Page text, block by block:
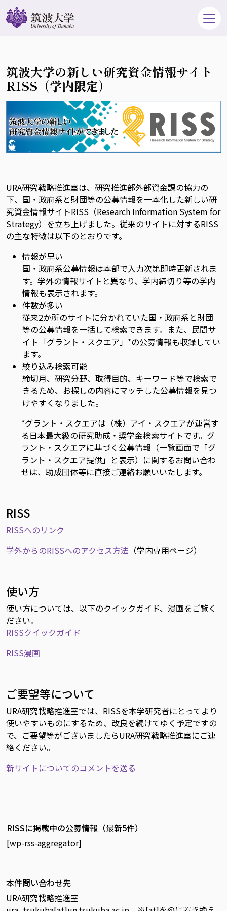
筑波大学の新しい研究資金情報サイト
RISS（学内限定）
URA研究戦略推進室は、研究推進部外部資金課の協力の
下、国・政府系と財団等の公募情報を一本化した新しい研
究資金情報サイトRISS（Research Information System for
Strategy）を立ち上げました。従来のサイトに対するRISS
の主な特徴は以下のとおりです。
情報が早い
国・政府系公募情報は本部で入力次第即時更新されま
す。学外の情報サイトと異なり、学内締切り等の学内
情報も表示されます。
件数が多い
従来2か所のサイトに分かれていた国・政府系と財団
等の公募情報を一括して検索できます。また、民間サ
イト「グラント・スクエア」*の公募情報も収録してい
ます。
絞り込み検索可能
締切月、研究分野、取得目的、キーワード等で検索で
きるため、お探しの内容にマッチした公募情報を見つ
けやすくなりました。
*グラント・スクエアは（株）アイ・スクエアが運営す
る日本最大級の研究助成・奨学金検索サイトです。グ
ラント・スクエアに基づく公募情報（一覧画面で「グ
ラント・スクエア提供」と表示）に関するお問い合わ
せは、助成団体等に直接ご連絡お願いいたします。
RISS
RISSへのリンク
学外からのRISSへのアクセス方法 （学内専用ページ）
使い方
使い方については、以下のクイックガイド、漫画をご覧く
ださい。
RISSクイックガイド
RISS漫画
ご要望等について
URA研究戦略推進室では、RISSを本学研究者にとってより
使いやすいものにするため、改良を続けてゆく予定ですの
で、ご要望等がございましたらURA研究戦略推進室にご連
絡ください。
新サイトについてのコメントを送る
RISSに掲載中の公募情報（最新5件）
[wp-rss-aggregator]
本件問い合わせ先
URA研究戦略推進室